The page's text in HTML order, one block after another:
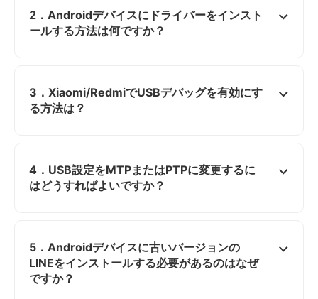
2．Androidデバイスにドライバーをインスト
ールする方法は何ですか？
3．Xiaomi/RedmiでUSBデバッグを有効にす
る方法は？
4．USB設定をMTPまたはPTPに変更するに
はどうすればよいですか？
5．Androidデバイスに古いバージョンの
LINEをインストールする必要があるのはなぜ
ですか？